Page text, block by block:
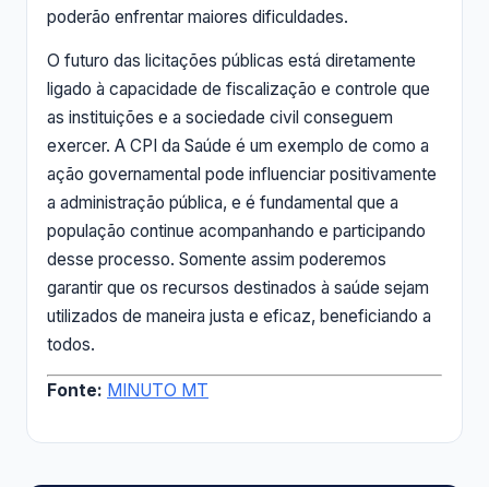
poderão enfrentar maiores dificuldades.
O futuro das licitações públicas está diretamente
ligado à capacidade de fiscalização e controle que
as instituições e a sociedade civil conseguem
exercer. A CPI da Saúde é um exemplo de como a
ação governamental pode influenciar positivamente
a administração pública, e é fundamental que a
população continue acompanhando e participando
desse processo. Somente assim poderemos
garantir que os recursos destinados à saúde sejam
utilizados de maneira justa e eficaz, beneficiando a
todos.
Fonte: MINUTO MT